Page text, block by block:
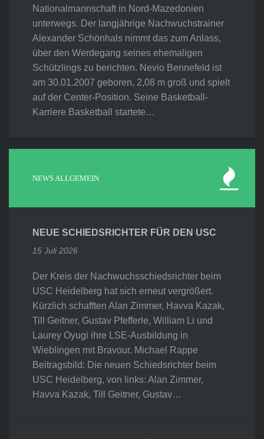
Nationalmannschaft in Nord-Mazedonien
unterwegs. Der langjährige Nachwuchstrainer
Alexander Schönhals nimmt das zum Anlass,
über den Werdegang seines ehemaligen
Schützlings zu berichten. Nevio Bennefeld ist
am 30.01.2007 geboren, 2,08 m groß und spielt
auf der Center-Position. Seine Basketball-
Karriere Basketball startete…
NEWS ALLGEMEIN
NEUE SCHIEDSRICHTER FÜR DEN USC
15 Juli 2026
Der Kreis der Nachwuchsschiedsrichter beim
USC Heidelberg hat sich erneut vergrößert.
Kürzlich schafften Alan Zimmer, Havva Kazak,
Till Geitner, Gustav Pfefferle, William Li und
Laurey Oyugi ihre LSE-Ausbildung in
Wieblingen mit Bravour. Michael Rappe
Beitragsbild: Die neuen Schiedsrichter beim
USC Heidelberg, von links: Alan Zimmer,
Havva Kazak, Till Geitner, Gustav…